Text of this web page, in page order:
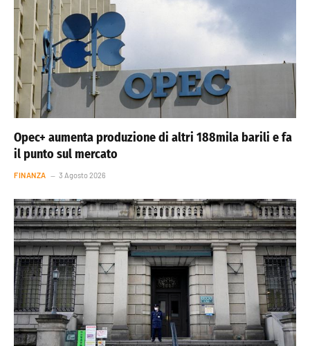
Opec+ aumenta produzione di altri 188mila barili e fa
il punto sul mercato
FINANZA 3 Agosto 2026